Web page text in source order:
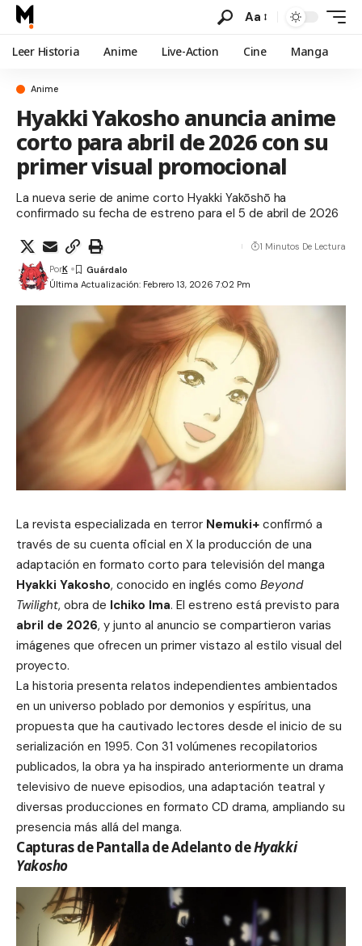
Aa
Leer Historia Anime Live-Action Cine Manga
Anime
Hyakki Yakosho anuncia anime
corto para abril de 2026 con su
primer visual promocional
La nueva serie de anime corto Hyakki Yakōshō ha
confirmado su fecha de estreno para el 5 de abril de 2026
Última Actualización: Febrero 13, 2026 7:02 Pm
PorK
1 Minutos De Lectura
La revista especializada en terror Nemuki+ confirmó a
través de su cuenta oficial en X la producción de una
adaptación en formato corto para televisión del manga
Hyakki Yakosho, conocido en inglés como Beyond
Twilight, obra de Ichiko Ima. El estreno está previsto para
abril de 2026, y junto al anuncio se compartieron varias
imágenes que ofrecen un primer vistazo al estilo visual del
proyecto.
La historia presenta relatos independientes ambientados
en un universo poblado por demonios y espíritus, una
propuesta que ha cautivado lectores desde el inicio de su
serialización en 1995. Con 31 volúmenes recopilatorios
publicados, la obra ya ha inspirado anteriormente un drama
televisivo de nueve episodios, una adaptación teatral y
diversas producciones en formato CD drama, ampliando su
presencia más allá del manga.
Capturas de Pantalla de Adelanto deHyakki
Yakosho